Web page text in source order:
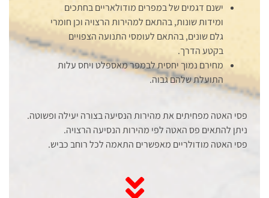
ישנם דגמים של במפרים מודולאריים בחתכים
ומידות שונות, בהתאם למהירות הרצויה וכן חומרי
גלם שונים, בהתאם לעומסי התנועה הצפויים
בקטע הדרך.
מחירם נמוך יחסית לבמפר מאספלט ויחס עלות
התועלת שלהם גבוה.
פסי האטה מפחיתים את מהירות הנסיעה בצורה יעילה ופשוטה.
ניתן להתאים פס האטה לפי מהירות הנסיעה הרצויה.
פסי האטה מודולריים מאפשרים התאמה לכל רוחב כביש.